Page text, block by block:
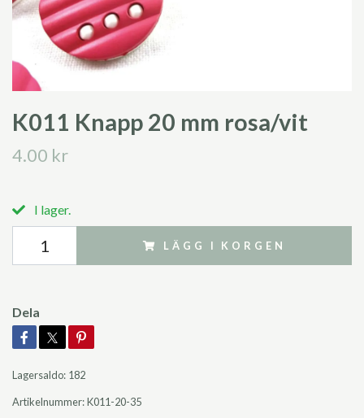
K011 Knapp 20 mm rosa/vit
4.00 kr
I lager.
LÄGG I KORGEN
Dela
Lagersaldo: 182
Artikelnummer:K011-20-35